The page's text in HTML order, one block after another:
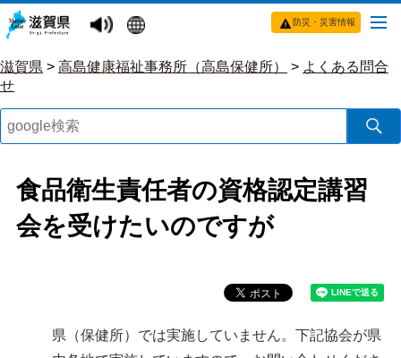
防災・災害情報
滋賀県 > 高島健康福祉事務所（高島保健所） > よくある問合
せ
食品衛生責任者の資格認定講習
会を受けたいのですが
県（保健所）では実施していません。下記協会が県